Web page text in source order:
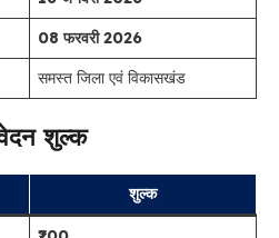
08 फरवरी 2026
समस्त जिला एवं विकासखंड
शुल्क
शुल्क